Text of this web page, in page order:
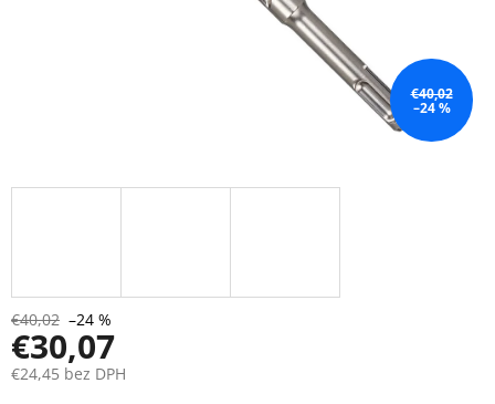
€40,02
–24 %
€40,02 –24 %
€30,07
€24,45 bez DPH